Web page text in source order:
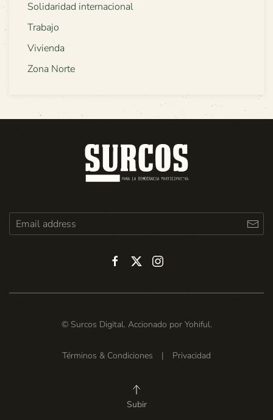
Solidaridad internacional
Trabajo
Vivienda
Zona Norte
© Surcos Digital. Accionado por Yohiful.
Términos & Condiciones | Privacidad
Subir